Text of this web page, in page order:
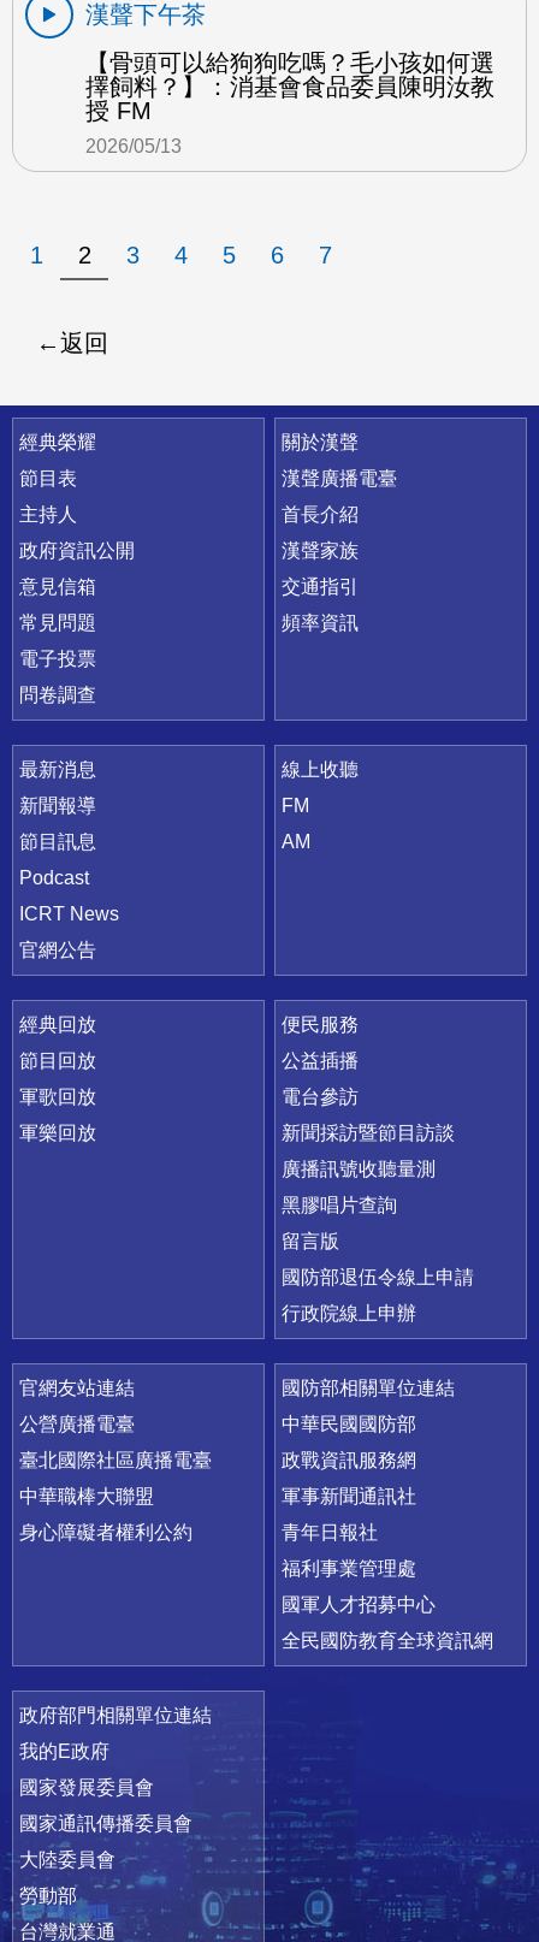
漢聲下午茶
【骨頭可以給狗狗吃嗎？毛小孩如何選
擇飼料？】：消基會食品委員陳明汝教
授 FM
2026/05/13
1 2 3 4 5 6 7
返回
快速連結
經典榮耀
節目表
主持人
政府資訊公開
意見信箱
常見問題
電子投票
問卷調查
關於漢聲
漢聲廣播電臺
首長介紹
漢聲家族
交通指引
頻率資訊
最新消息
新聞報導
節目訊息
Podcast
ICRT News
官網公告
線上收聽
FM
AM
經典回放
節目回放
軍歌回放
軍樂回放
便民服務
公益插播
電台參訪
新聞採訪暨節目訪談
廣播訊號收聽量測
黑膠唱片查詢
留言版
國防部退伍令線上申請
行政院線上申辦
官網友站連結
公營廣播電臺
臺北國際社區廣播電臺
中華職棒大聯盟
身心障礙者權利公約
國防部相關單位連結
中華民國國防部
政戰資訊服務網
軍事新聞通訊社
青年日報社
福利事業管理處
國軍人才招募中心
全民國防教育全球資訊網
政府部門相關單位連結
我的E政府
國家發展委員會
國家通訊傳播委員會
大陸委員會
勞動部
台灣就業通